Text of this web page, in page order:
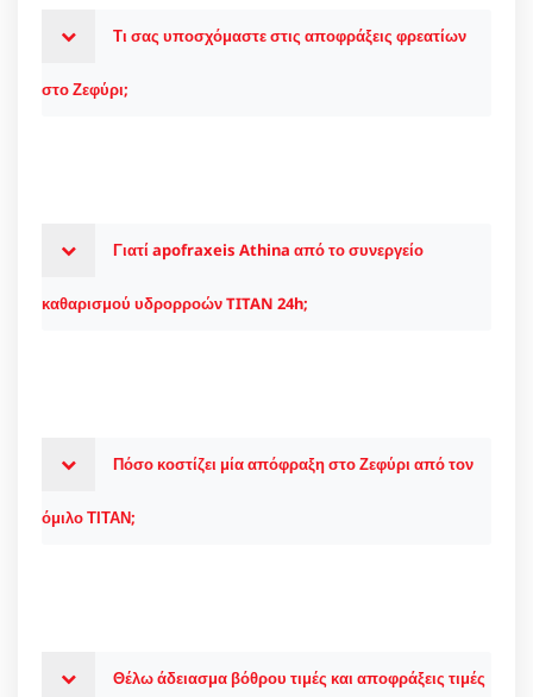
Τι σας υποσχόμαστε στις αποφράξεις φρεατίων
στο Ζεφύρι;
Γιατί apofraxeis Athina από το συνεργείο
καθαρισμού υδρορροών TITAN 24h;
Πόσο κοστίζει μία απόφραξη στο Ζεφύρι από τον
όμιλο ΤΙΤΑΝ;
Θέλω άδειασμα βόθρου τιμές και αποφράξεις τιμές